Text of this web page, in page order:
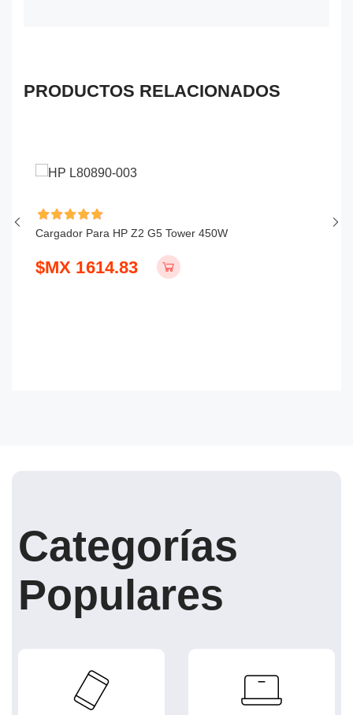
PRODUCTOS RELACIONADOS
Cargador Para HP Z2 G5 Tower 450W
$MX 1614.83
Categorías
Populares